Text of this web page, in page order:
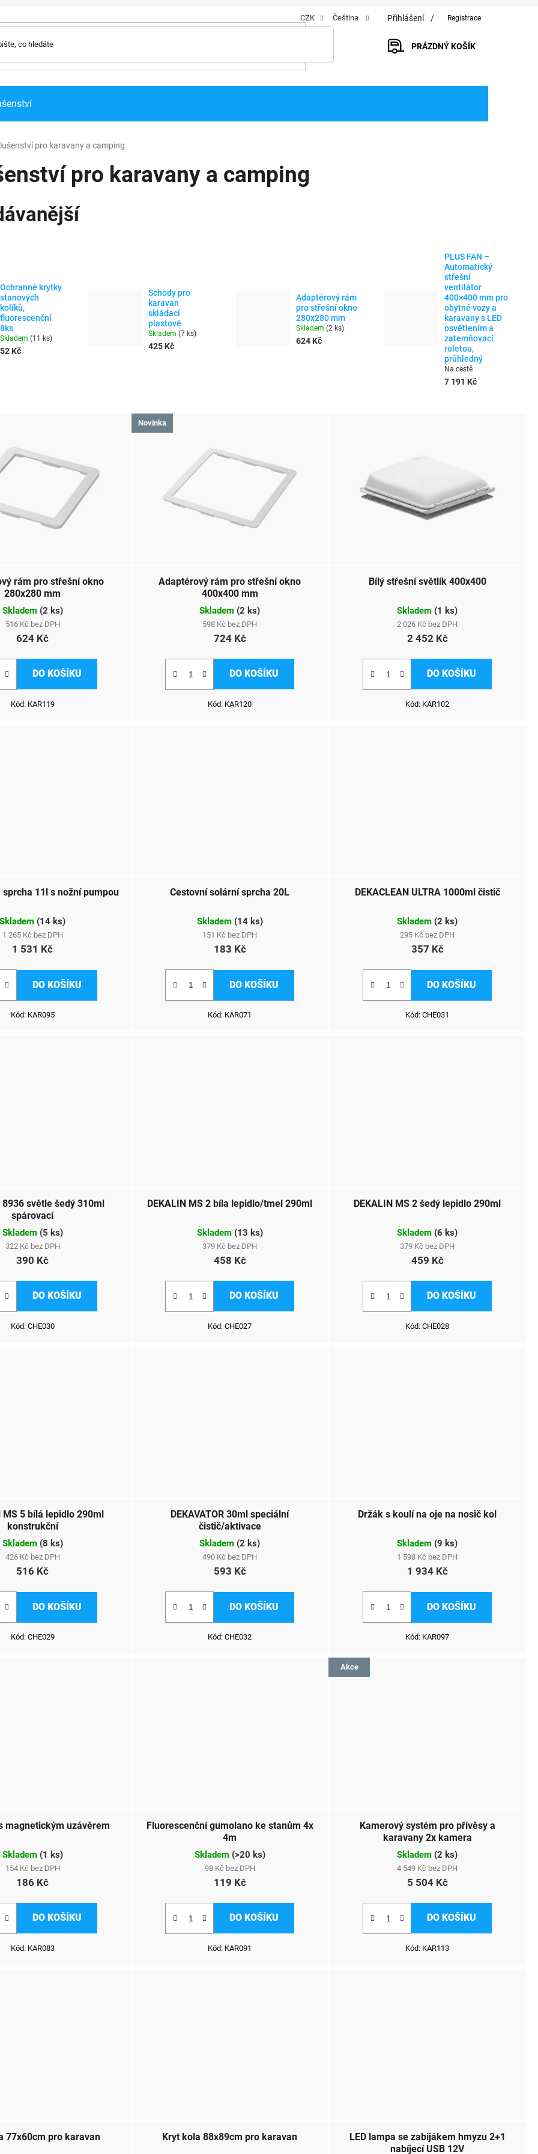
CZK Čeština Přihlášení Registrace
PRÁZDNÝ KOŠÍK
pro karavany a camping
pro karavany a camping
Ochranné krytky
stanových
kolíků,
fluorescenční
8ks
Skladem (11 ks)
52 Kč
Schody pro
karavan
skládací
plastové
Skladem (7 ks)
425 Kč
Adaptérový rám
pro střešní okno
280x280 mm
Skladem (2 ks)
624 Kč
PLUS FAN –
Automatický
střešní
ventilátor
400×400 mm pro
obytné vozy a
karavany s LED
osvětlením a
zatemňovací
roletou,
průhledný
Na cestě
7 191 Kč
rám pro střešní okno
280x280 mm
Skladem (2 ks)
516 Kč bez DPH
624 Kč
DO KOŠÍKU
Kód: KAR119
Novinka
Adaptérový rám pro střešní okno
400x400 mm
Skladem (2 ks)
598 Kč bez DPH
724 Kč
DO KOŠÍKU
Kód: KAR120
Bílý střešní světlík 400x400
Skladem (1 ks)
2 026 Kč bez DPH
2 452 Kč
DO KOŠÍKU
Kód: KAR102
sprcha 11l s nožní pumpou
Skladem (14 ks)
1 265 Kč bez DPH
1 531 Kč
DO KOŠÍKU
Kód: KAR095
Cestovní solární sprcha 20L
Skladem (14 ks)
151 Kč bez DPH
183 Kč
DO KOŠÍKU
Kód: KAR071
DEKACLEAN ULTRA 1000ml čistič
Skladem (2 ks)
295 Kč bez DPH
357 Kč
DO KOŠÍKU
Kód:CHE031
8936 světle šedý 310ml
spárovací
Skladem (5 ks)
322 Kč bez DPH
390 Kč
DO KOŠÍKU
Kód: CHE030
DEKALIN MS 2 bíla lepidlo/tmel 290ml
Skladem (13 ks)
379 Kč bez DPH
458 Kč
DO KOŠÍKU
Kód:CHE027
DEKALIN MS 2 šedý lepidlo 290ml
Skladem (6 ks)
379 Kč bez DPH
459 Kč
DO KOŠÍKU
Kód:CHE028
MS 5 bílá lepidlo 290ml
konstrukční
Skladem (8 ks)
426 Kč bez DPH
516 Kč
DO KOŠÍKU
Kód: CHE029
DEKAVATOR 30ml speciální
čistič/aktivace
Skladem (2 ks)
490 Kč bez DPH
593 Kč
DO KOŠÍKU
Kód:CHE032
Držák s koulí na oje na nosič kol
Skladem (9 ks)
1 598 Kč bez DPH
1 934 Kč
DO KOŠÍKU
Kód: KAR097
magnetickým uzávěrem
Skladem (1 ks)
154 Kč bez DPH
186 Kč
DO KOŠÍKU
Kód: KAR083
Fluorescenční gumolano ke stanům 4x
4m
Skladem (>20 ks)
98 Kč bez DPH
119 Kč
DO KOŠÍKU
Kód: KAR091
Akce
Kamerový systém pro přívěsy a
karavany 2x kamera
Skladem (2 ks)
4 549 Kč bez DPH
5 504 Kč
DO KOŠÍKU
Kód: KAR113
77x60cm pro karavan Kryt kola 88x89cm pro karavan
LED lampa se zabijákem hmyzu 2+1
nabíjecí USB 12V